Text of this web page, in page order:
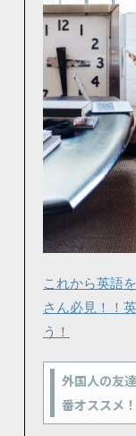
これから英語
さん必見！！
う！
外国人の友
番オススメ！